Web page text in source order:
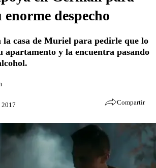
despecho
la casa de Muriel para pedirle que lo
apartamento y la encuentra pasando
2017 Compartir